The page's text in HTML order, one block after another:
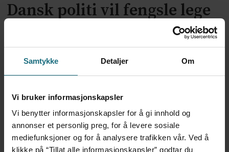
Samtykke Detaljer Om
Vi bruker informasjonskapsler
Vi benytter informasjonskapsler for å gi innhold og
annonser et personlig preg, for å levere sosiale
mediefunksjoner og for å analysere trafikken vår. Ved å
klikke på “Tillat alle informasjonskapsler” godtar du
Dansk politi vil fengsle lege
for utskrivning av store
mengder Ozempic